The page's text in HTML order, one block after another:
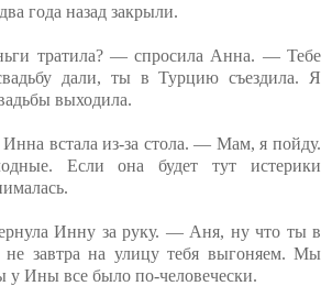
года назад закрыли.
тратила? — спросила Анна. — Тебе
дали, ты в Турцию съездила. Я
выходила.
встала из-за стола. — Мам, я пойду.
Если она будет тут истерики
Инну за руку. — Аня, ну что ты в
завтра на улицу тебя выгоняем. Мы
у Ины все было по-человечески.